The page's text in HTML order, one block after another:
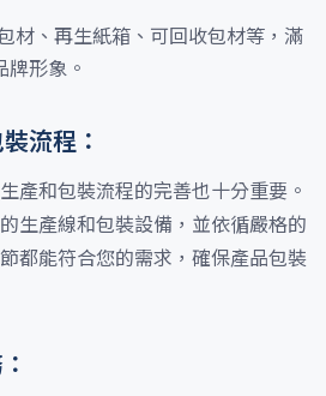
材、再生紙箱、可回收包材等，滿
牌形象。
流程：
產和包裝流程的完善也十分重要。
生產線和包裝設備，並依循嚴格的
都能符合您的需求，確保產品包裝